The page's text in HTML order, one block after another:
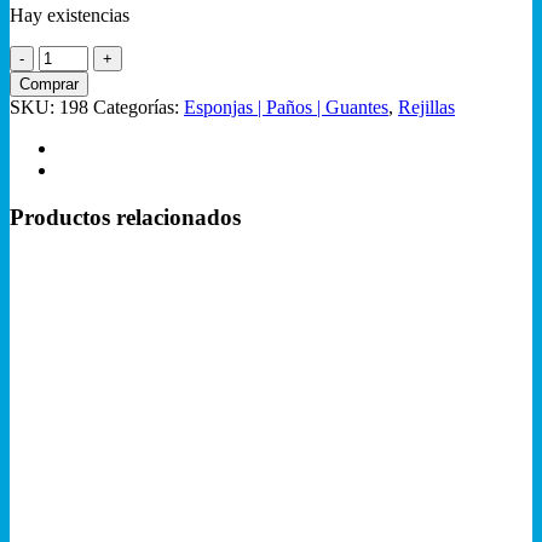
Hay existencias
Rejilla
Auto
Schez
cantidad
Comprar
SKU: 198 Categorías: Esponjas | Paños | Guantes, Rejillas
Productos relacionados